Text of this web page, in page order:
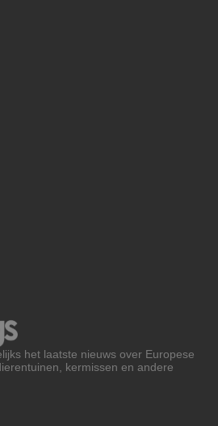
het laatste nieuws over Europese
kermissen en andere